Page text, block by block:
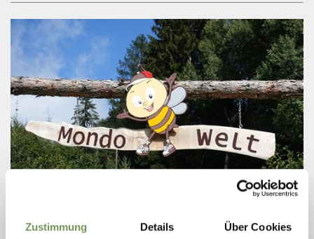
Zustimmung Details Über Cookies